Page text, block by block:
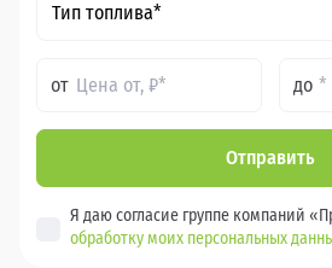
Тип топлива*
от до
Отправить
Я даю согласие группе компаний
обработку моих персональных